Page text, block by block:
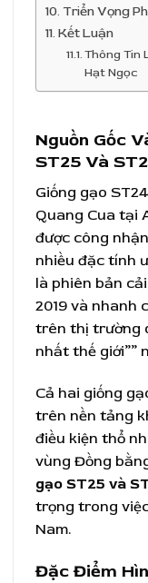
Triển Vọng
Kết Luận
Thông Tin
Hạt Ngọc
Nguồn Gốc
ST25 Và
Giống gạo
Quang Cua tại
được công
nhiều đặc tính
là phiên bản
2019 và nhanh
trên thị trường
nhất thế giới””
Cả hai giống
trên nền tảng
điều kiện thổ
vùng Đồng
gạo ST25 và
trọng trong
Nam.
Đặc Điểm